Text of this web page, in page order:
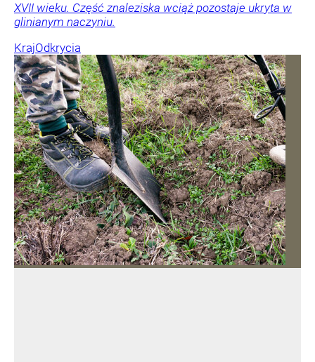
XVII wieku. Część znaleziska wciąż pozostaje ukryta w
glinianym naczyniu.
KrajOdkrycia